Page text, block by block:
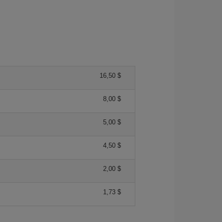
16,50 $
8,00 $
5,00 $
4,50 $
2,00 $
1,73 $